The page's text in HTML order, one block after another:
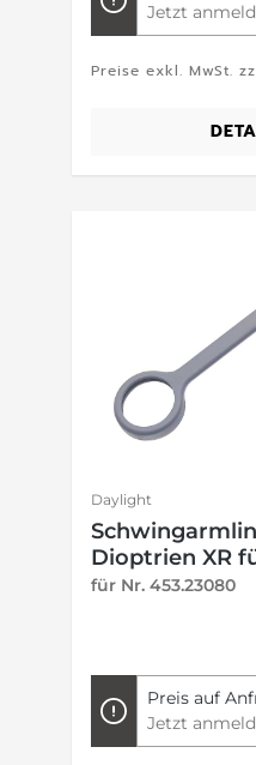
Jetzt
Preise exkl. MwSt.
Daylight
Dioptrien XR
Lupenleuchte
für Nr. 453.23080
Preis auf
Jetzt